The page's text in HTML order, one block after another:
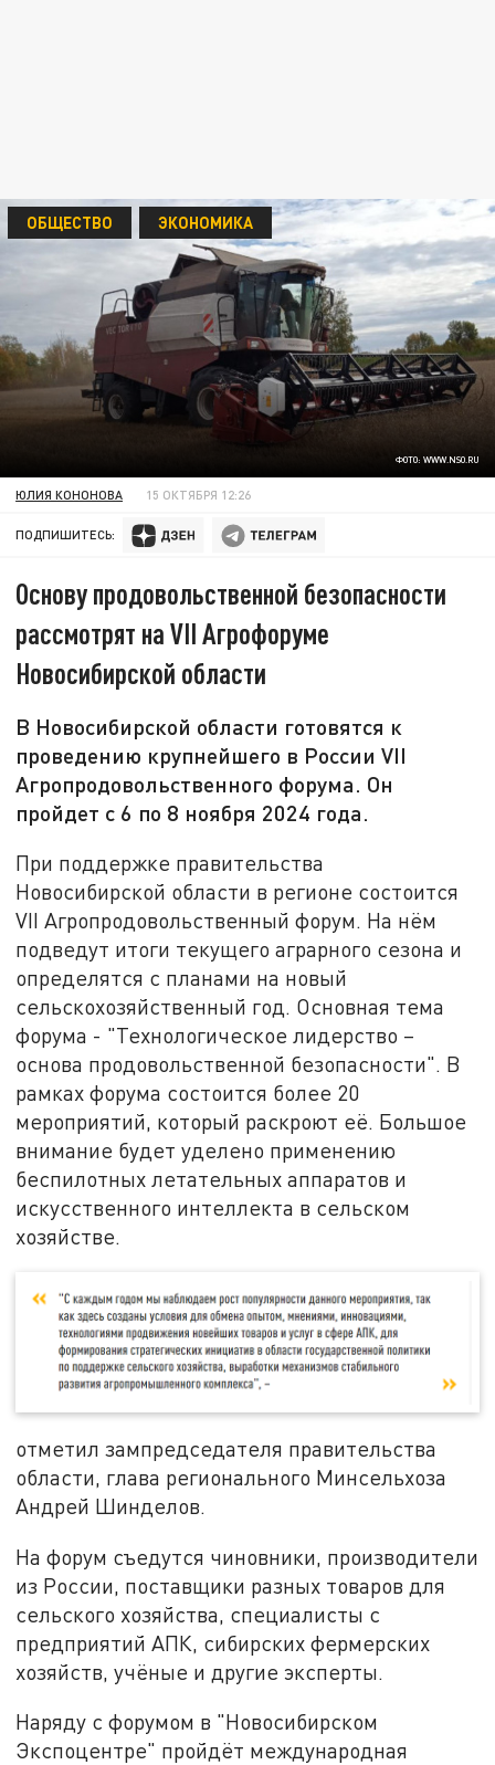
ФОТО: WWW.NSO.RU
ОБЩЕСТВО ЭКОНОМИКА
ЮЛИЯ КОНОНОВА 15 ОКТЯБРЯ 12:26
ПОДПИШИТЕСЬ:
Основу продовольственной безопасности
рассмотрят на VII Агрофоруме
Новосибирской области
В Новосибирской области готовятся к
проведению крупнейшего в России VII
Агропродовольственного форума. Он
пройдет с 6 по 8 ноября 2024 года.
При поддержке правительства
Новосибирской области в регионе состоится
VII Агропродовольственный форум. На нём
подведут итоги текущего аграрного сезона и
определятся с планами на новый
сельскохозяйственный год. Основная тема
форума - "Технологическое лидерство –
основа продовольственной безопасности". В
рамках форума состоится более 20
мероприятий, который раскроют её. Большое
внимание будет уделено применению
беспилотных летательных аппаратов и
искусственного интеллекта в сельском
хозяйстве.
отметил зампредседателя правительства
области, глава регионального Минсельхоза
Андрей Шинделов.
На форум съедутся чиновники, производители
из России, поставщики разных товаров для
сельского хозяйства, специалисты с
предприятий АПК, сибирских фермерских
хозяйств, учёные и другие эксперты.
Наряду с форумом в "Новосибирском
Экспоцентре" пройдёт международная